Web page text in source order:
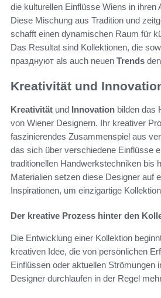
die kulturellen Einflüsse Wiens in ihren
Diese Mischung aus Tradition und
schafft einen dynamischen Raum für
Das Resultat sind Kollektionen, die
празднуют als auch neuen Trends
Kreativität und
Kreativität und Innovation bilden das
von Wiener Designern. Ihr kreativer
faszinierendes Zusammenspiel aus
das sich über verschiedene Einflüsse
traditionellen Handwerkstechniken bis
Materialien setzen diese Designer auf
Inspirationen, um einzigartige
Der kreative Prozess hinter den
Die Entwicklung einer Kollektion
kreativen Idee, die von persönlichen
Einflüssen oder aktuellen Strömungen
Designer durchlaufen in der Regel